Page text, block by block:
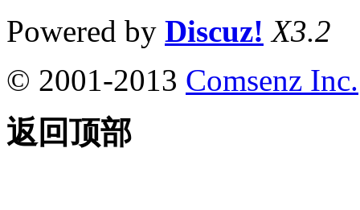
Powered by Discuz! X3.2
© 2001-2013 Comsenz Inc.
返回顶部